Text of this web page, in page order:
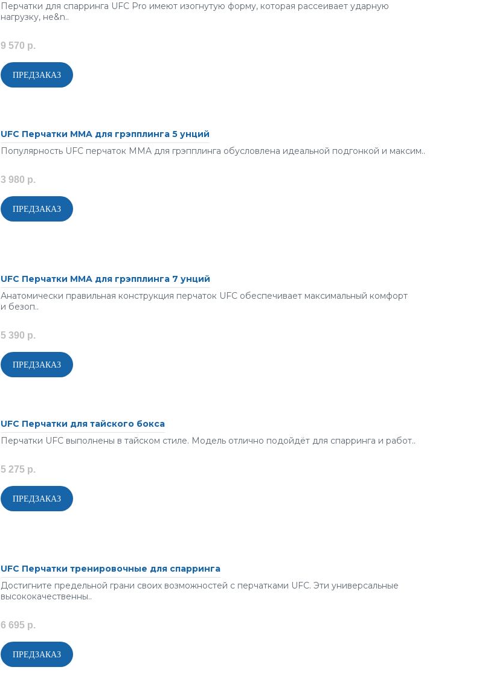
Перчатки для спарринга UFC Pro имеют изогнутую форму, которая рассеивает ударную
нагрузку, не&n..
9 570 р.
UFC Перчатки MMA для грэпплинга 5 унций
Популярность UFC перчаток MMA для грэпплинга обусловлена идеальной подгонкой и максим..
3 980 р.
UFC Перчатки MMA для грэпплинга 7 унций
Анатомически правильная конструкция перчаток UFC обеспечивает максимальный комфорт
и безоп..
5 390 р.
UFC Перчатки для тайского бокса
Перчатки UFC выполнены в тайском стиле. Модель отлично подойдёт для спарринга и работ..
5 275 р.
UFC Перчатки тренировочные для спарринга
Достигните предельной грани своих возможностей с перчатками UFC. Эти универсальные
высококачественны..
6 695 р.